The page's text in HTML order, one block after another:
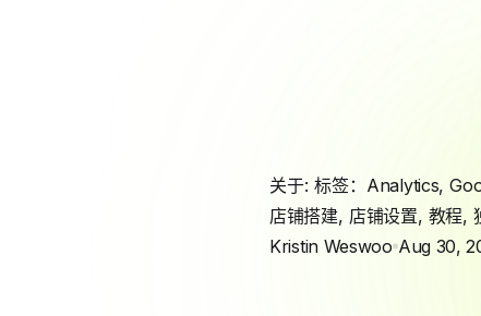
关于: 标签： Analytics,
店铺搭建, 店铺设置, 教程,
Kristin Weswoo Aug 30,